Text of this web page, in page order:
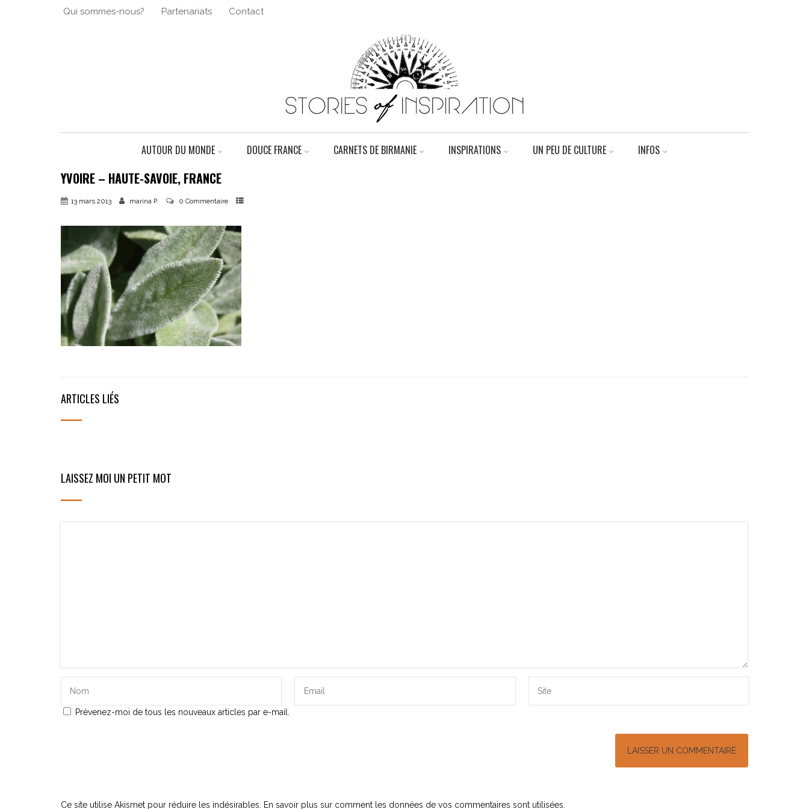
Qui sommes-nous? Partenariats Contact
AUTOUR DU MONDE DOUCE FRANCE CARNETS DE BIRMANIE INSPIRATIONS UN PEU DE CULTURE INFOS
YVOIRE – HAUTE-SAVOIE, FRANCE
13 mars 2013 marina P. 0 Commentaire
ARTICLES LIÉS
LAISSEZ MOI UN PETIT MOT
Prévenez-moi de tous les nouveaux articles par e-mail.
Ce site utilise Akismet pour réduire les indésirables. En savoir plus sur comment les données de vos commentaires sont utilisées